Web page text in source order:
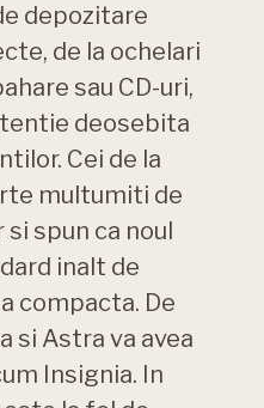
depozitare
de la ochelari
sau CD-uri,
deosebita
Cei de la
multumiti de
spun ca noul
inalt de
compacta. De
si Astra va avea
Insignia. In